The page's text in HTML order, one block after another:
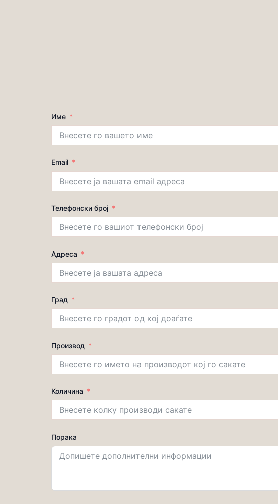
Име
Email
Телефонски број
Адреса
Град
Производ
Количина
Порака